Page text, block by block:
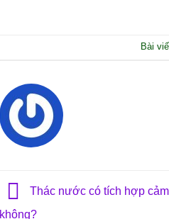
Bài
Thác nước có tích hợp
không?